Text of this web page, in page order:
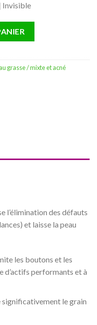
Invisible
grasse / mixte et acné
l’élimination des défauts
et laisse la peau
les boutons et les
d’actifs performants et à
significativement le grain